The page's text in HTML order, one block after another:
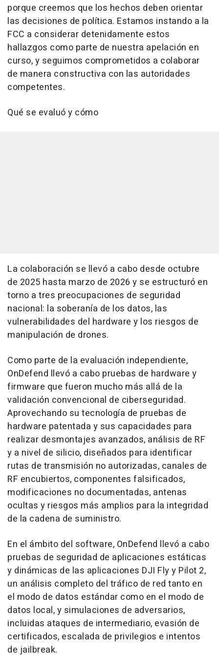
porque creemos que los hechos deben orientar
las decisiones de política. Estamos instando a la
FCC a considerar detenidamente estos
hallazgos como parte de nuestra apelación en
curso, y seguimos comprometidos a colaborar
de manera constructiva con las autoridades
competentes.
Qué se evaluó y cómo
La colaboración se llevó a cabo desde octubre
de 2025 hasta marzo de 2026 y se estructuró en
torno a tres preocupaciones de seguridad
nacional: la soberanía de los datos, las
vulnerabilidades del hardware y los riesgos de
manipulación de drones.
Como parte de la evaluación independiente,
OnDefend llevó a cabo pruebas de hardware y
firmware que fueron mucho más allá de la
validación convencional de ciberseguridad.
Aprovechando su tecnología de pruebas de
hardware patentada y sus capacidades para
realizar desmontajes avanzados, análisis de RF
y a nivel de silicio, diseñados para identificar
rutas de transmisión no autorizadas, canales de
RF encubiertos, componentes falsificados,
modificaciones no documentadas, antenas
ocultas y riesgos más amplios para la integridad
de la cadena de suministro.
En el ámbito del software, OnDefend llevó a cabo
pruebas de seguridad de aplicaciones estáticas
y dinámicas de las aplicaciones DJI Fly y Pilot 2,
un análisis completo del tráfico de red tanto en
el modo de datos estándar como en el modo de
datos local, y simulaciones de adversarios,
incluidas ataques de intermediario, evasión de
certificados, escalada de privilegios e intentos
de jailbreak.